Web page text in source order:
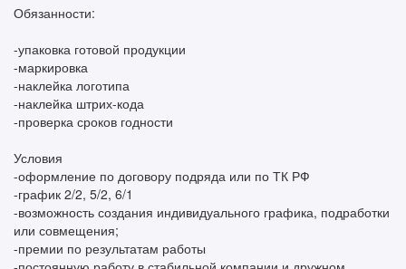
Обязанности:
-упаковка готовой продукции
-маркировка
-наклейка логотипа
-наклейка штрих-кода
-проверка сроков годности
Условия
-оформление по договору подряда или по ТК РФ
-график 2/2, 5/2, 6/1
-возможность создания индивидуального графика, подработки
или совмещения;
-премии по результатам работы